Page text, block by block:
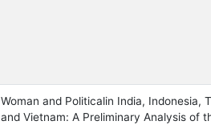
Woman and Politicalin India, Indonesia,
and Vietnam: A Preliminary Analysis of